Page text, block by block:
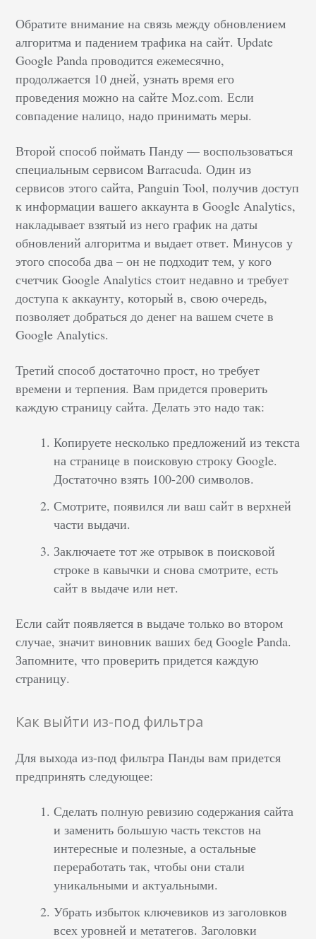
Обратите внимание на связь между обновлением
алгоритма и падением трафика на сайт. Update
Google Panda проводится ежемесячно,
продолжается 10 дней, узнать время его
проведения можно на сайте Moz.com. Если
совпадение налицо, надо принимать меры.
Второй способ поймать Панду — воспользоваться
специальным сервисом Barracuda. Один из
сервисов этого сайта, Panguin Tool, получив доступ
к информации вашего аккаунта в Google Analytics,
накладывает взятый из него график на даты
обновлений алгоритма и выдает ответ. Минусов у
этого способа два – он не подходит тем, у кого
счетчик Google Analytics стоит недавно и требует
доступа к аккаунту, который в, свою очередь,
позволяет добраться до денег на вашем счете в
Google Analytics.
Третий способ достаточно прост, но требует
времени и терпения. Вам придется проверить
каждую страницу сайта. Делать это надо так:
Копируете несколько предложений из текста
на странице в поисковую строку Google.
Достаточно взять 100-200 символов.
Смотрите, появился ли ваш сайт в верхней
части выдачи.
Заключаете тот же отрывок в поисковой
строке в кавычки и снова смотрите, есть
сайт в выдаче или нет.
Если сайт появляется в выдаче только во втором
случае, значит виновник ваших бед Google Panda.
Запомните, что проверить придется каждую
страницу.
Как выйти из-под фильтра
Для выхода из-под фильтра Панды вам придется
предпринять следующее:
Сделать полную ревизию содержания сайта
и заменить большую часть текстов на
интересные и полезные, а остальные
переработать так, чтобы они стали
уникальными и актуальными.
Убрать избыток ключевиков из заголовков
всех уровней и метатегов. Заголовки